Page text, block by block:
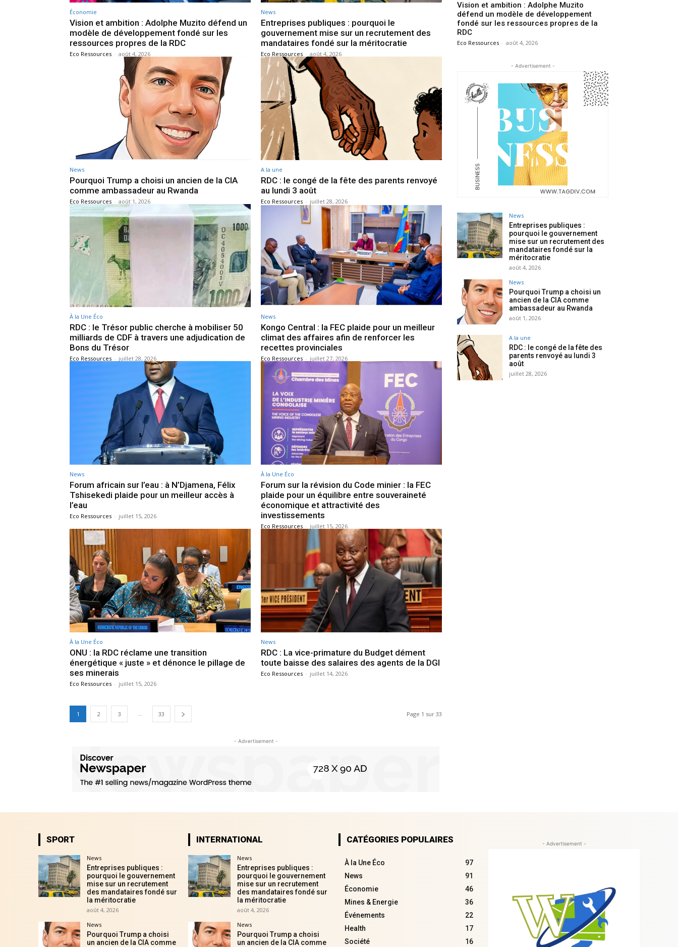
Économie
Vision et ambition : Adolphe Muzito défend un
modèle de développement fondé sur les
ressources propres de la RDC
Eco Ressources - août 4, 2026
News
Entreprises publiques : pourquoi le
gouvernement mise sur un recrutement des
mandataires fondé sur la méritocratie
Eco Ressources - août 4, 2026
News
Pourquoi Trump a choisi un ancien de la CIA
comme ambassadeur au Rwanda
Eco Ressources - août 1, 2026
A la une
RDC : le congé de la fête des parents renvoyé
au lundi 3 août
Eco Ressources - juillet 28, 2026
À la Une Éco
RDC : le Trésor public cherche à mobiliser 50
milliards de CDF à travers une adjudication de
Bons du Trésor
Eco Ressources - juillet 28, 2026
News
Kongo Central : la FEC plaide pour un meilleur
climat des affaires afin de renforcer les
recettes provinciales
Eco Ressources - juillet 27, 2026
News
Forum africain sur l’eau : à N’Djamena, Félix
Tshisekedi plaide pour un meilleur accès à
l’eau
Eco Ressources - juillet 15, 2026
À la Une Éco
Forum sur la révision du Code minier : la FEC
plaide pour un équilibre entre souveraineté
économique et attractivité des
investissements
Eco Ressources - juillet 15, 2026
À la Une Éco
ONU : la RDC réclame une transition
énergétique « juste » et dénonce le pillage de
ses minerais
Eco Ressources - juillet 15, 2026
News
RDC : La vice-primature du Budget dément
toute baisse des salaires des agents de la DGI
Eco Ressources - juillet 14, 2026
1 2 3 33 Page 1 sur 33
- Advertisement -
Vision et ambition : Adolphe Muzito
défend un modèle de développement
fondé sur les ressources propres de la
RDC
Eco Ressources - août 4, 2026
- Advertisement -
News
Entreprises publiques :
pourquoi le gouvernement
mise sur un recrutement des
mandataires fondé sur la
méritocratie
août 4, 2026
News
Pourquoi Trump a choisi un
ancien de la CIA comme
ambassadeur au Rwanda
août 1, 2026
A la une
RDC : le congé de la fête des
parents renvoyé au lundi 3
août
juillet 28, 2026
SPORT
News
Entreprises publiques :
pourquoi le gouvernement
mise sur un recrutement
des mandataires fondé sur
la méritocratie
août 4, 2026
News
Pourquoi Trump a choisi
un ancien de la CIA comme
INTERNATIONAL
News
Entreprises publiques :
pourquoi le gouvernement
mise sur un recrutement
des mandataires fondé sur
la méritocratie
août 4, 2026
News
Pourquoi Trump a choisi
un ancien de la CIA comme
CATÉGORIES POPULAIRES
À la Une Éco
97
News
91
Économie
46
Mines & Energie
36
Événements
22
Health
17
Société
16
- Advertisement -